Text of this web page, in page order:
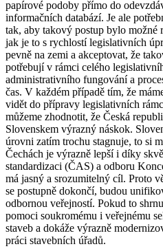
papírové podoby přímo do
informačních databází. Je ale
tak, aby takový postup bylo možné
jak je to s rychlostí legislativních
pevně na zemi a akceptovat, že
potřebují v rámci celého
administrativního fungování a
čas. V každém případě tím, že
vidět do přípravy legislativních
můžeme zhodnotit, že Česká
Slovenskem výrazný náskok.
úrovni zatím trochu stagnuje, to si
Čechách je výrazně lepší i díky
standardizaci (ČAS) a odboru
má jasný a srozumitelný cíl. Proto
se postupně dokončí, budou
odbornou veřejností. Pokud to
pomoci soukromému i veřejnému
staveb a dokáže výrazně
práci stavebních úřadů.